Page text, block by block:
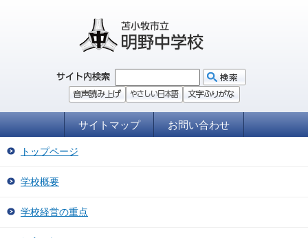
サイトマップ お問い合わせ
トップページ
学校概要
学校経営の重点